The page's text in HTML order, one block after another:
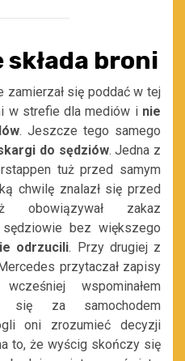
składa broni
zamierzał się poddać w tej
w strefie dla mediów i nie
. Jeszcze tego samego
do sędziów. Jedna z
tuż przed samym
chwilę znalazł się przed
obowiązywał zakaz
bez większego
odrzucili. Przy drugiej z
przytaczał zapisy
wspominałem
się za samochodem
oni zrozumieć decyzji
to, że wyścig skończy się